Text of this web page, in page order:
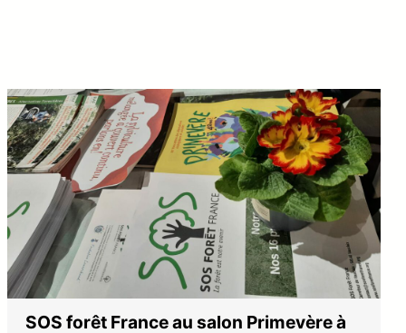
SOS forêt France au salon Primevère à